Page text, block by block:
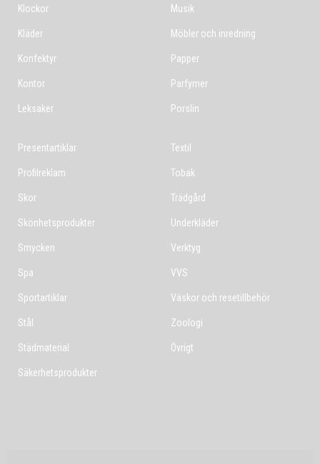
Klockor
Kläder
Konfektyr
Kontor
Leksaker
Musik
Möbler och inredning
Papper
Parfymer
Porslin
Presentartiklar
Profilreklam
Skor
Skönhetsprodukter
Smycken
Spa
Sportartiklar
Stål
Städmaterial
Säkerhetsprodukter
Textil
Tobak
Trädgård
Underkläder
Verktyg
VVS
Väskor och resetillbehör
Zoologi
Övrigt